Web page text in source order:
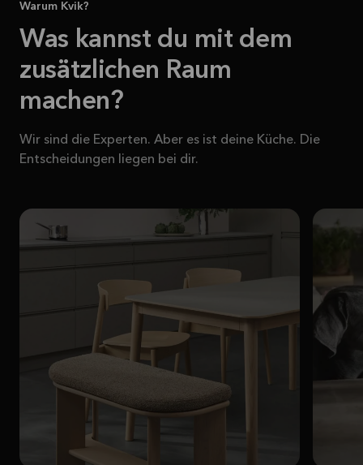
Warum Kvik?
Was kannst du mit dem
zusätzlichen Raum
machen?
Wir sind die Experten. Aber es ist deine Küche. Die
Entscheidungen liegen bei dir.